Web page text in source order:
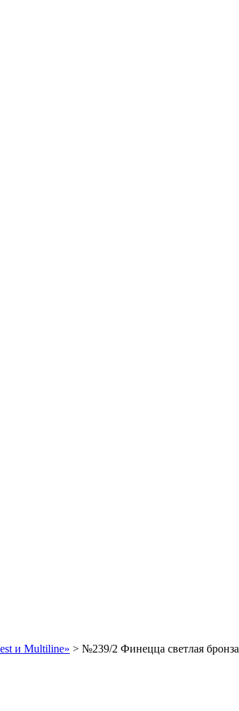
и Multiline» > №239/2 Финецца светлая бронза